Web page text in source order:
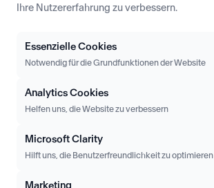
Partner Insights
Lexikon
Hilfe
Häufige Fragen
Ihre Nutzererfahrung zu verbessern.
Essenzielle Cookies
Notwendig für die Grundfunktionen der Website
Analytics Cookies
Helfen uns, die Website zu verbessern
Microsoft Clarity
Hilft uns, die Benutzerfreundlichkeit zu optimieren
Marketing